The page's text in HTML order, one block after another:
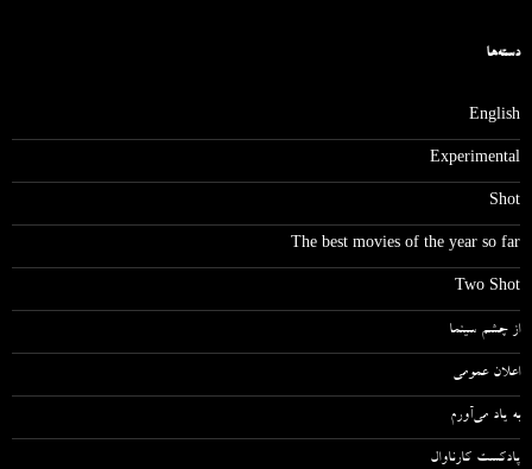
دسته‌ها
English
Experimental
Shot
The best movies of the year so far
Two Shot
از چشم سینما
اعلان عمومی
به یاد می‌آورم
پادکست کارناوال